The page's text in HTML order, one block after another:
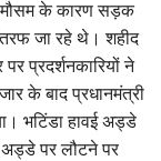
मौसम के कारण सड़क
तरफ जा रहे थे। शहीद
प्रदर्शनकारियों ने
के बाद प्रधानमंत्री
भटिंडा हावई अड्डे
अड्डे पर लौटने पर